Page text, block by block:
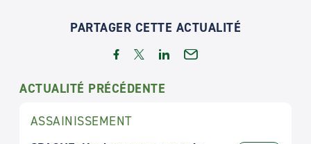
PARTAGER CETTE ACTUALITÉ
ACTUALITÉ PRÉCÉDENTE
ASSAINISSEMENT